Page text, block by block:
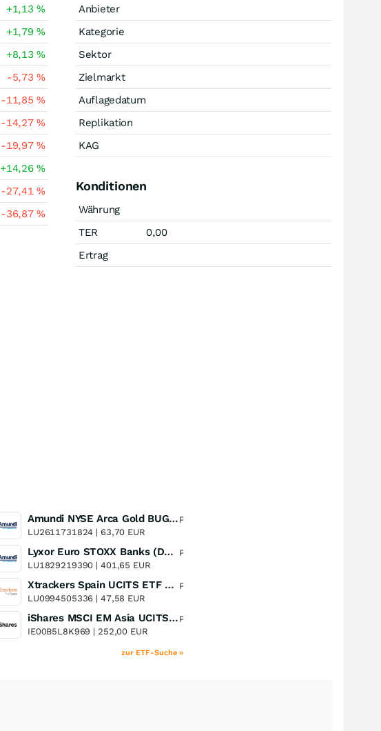
+1,13%
+1,79%
+8,13%
-5,73%
-11,85%
-14,27%
-19,97%
+14,26%
-27,41%
-36,87%
Anbieter
Kategorie
Sektor
Zielmarkt
Auflagedatum
Replikation
KAG
Konditionen
Währung
TER
0,00
Ertrag
Amundi NYSE Arca Gold BUGS UCITS ETF Dist
LU2611731824 | 63,70 EUR
Perf. 1 Jahr
Lyxor Euro STOXX Banks (DR) UCITS ETF- Acc
LU1829219390 | 401,65 EUR
Perf. 1 Jahr
Xtrackers Spain UCITS ETF Distribution
LU0994505336 | 47,58 EUR
Perf. 1 Jahr
iShares MSCI EM Asia UCITS ETF
IE00B5L8K969 | 252,00 EUR
Perf. 1 Jahr
zur ETF-Suche »